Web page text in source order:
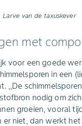
Larve van de taxuskever
met
voor een goede
in een
,,De
nodig om
groeien, vooral
er niet, dan werkt het